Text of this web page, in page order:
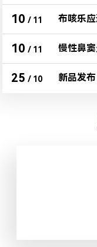
10 / 11
10 / 11
25 / 10